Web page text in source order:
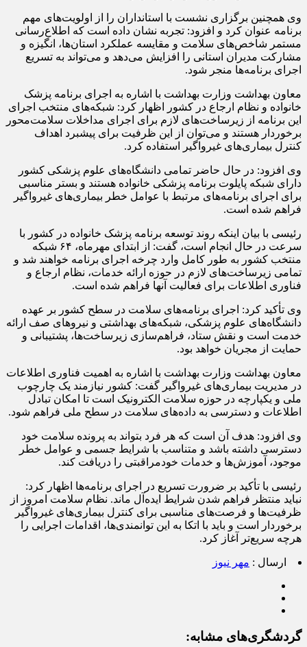
وی همچنین برگزاری نشست با استانداران را از اولویت‌های مهم
برنامه عنوان کرد و افزود: تجربه نشان داده است که اطلاع‌رسانی
مستمر شاخص‌های سلامت و مقایسه عملکرد استان‌ها، انگیزه و
مشارکت مدیران استانی را افزایش می‌دهد و می‌تواند به تسریع
اجرای برنامه‌ها منجر شود.
معاون بهداشت وزارت بهداشت با اشاره به اجرای برنامه پزشک
خانواده و نظام ارجاع در کشور اظهار کرد: شبکه‌های منتخب اجرای
این برنامه از زیرساخت‌های لازم برای اجرای مداخلات سلامت‌محور
برخوردار هستند و می‌توان از این ظرفیت برای پیشبرد اهداف
کنترل بیماری‌های غیرواگیر استفاده کرد.
وی افزود: در حال حاضر تمامی دانشگاه‌های علوم پزشکی کشور
دارای شبکه پایلوت برنامه پزشکی خانواده هستند و بستر مناسبی
برای اجرای برنامه‌های مرتبط با عوامل خطر بیماری‌های غیرواگیر
فراهم شده است.
رئیسی با بیان اینکه روند توسعه برنامه پزشک خانواده در کشور با
سرعت در حال انجام است، گفت: از ابتدای مهرماه، ۶۴ شبکه
منتخب کشور به طور کامل وارد چرخه اجرای برنامه خواهند شد و
تمامی زیرساخت‌های لازم در حوزه ارائه خدمات، نظام ارجاع و
فناوری اطلاعات برای فعالیت آنها فراهم شده است.
وی تأکید کرد: اجرای برنامه‌های سلامت در سطح کشور بر عهده
دانشگاه‌های علوم پزشکی، شبکه‌های بهداشتی و نیروهای صف ارائه
خدمت است و نقش ستاد، فراهم‌سازی زیرساخت‌ها، پشتیبانی و
حمایت از مجریان خواهد بود.
معاون بهداشت وزارت بهداشت با اشاره به اهمیت فناوری اطلاعات
در مدیریت بیماری‌های غیرواگیر گفت: کشور نیازمند یک چارچوب
ملی و یکپارچه در حوزه سلامت الکترونیک است تا امکان تبادل
اطلاعات و دسترسی به داده‌های سلامت در سطح ملی فراهم شود.
وی افزود: هدف آن است که هر فرد بتواند به پرونده سلامت خود
دسترسی داشته باشد و متناسب با شرایط جسمی و عوامل خطر
موجود، آموزش‌ها و خدمات خودمراقبتی را دریافت کند.
رئیسی با تأکید بر ضرورت تسریع در اجرای برنامه‌ها اظهار کرد:
نباید منتظر فراهم شدن شرایط ایده‌آل ماند. نظام سلامت امروز از
ظرفیت‌ها و فرصت‌های مناسبی برای کنترل بیماری‌های غیرواگیر
برخوردار است و باید با اتکا به این توانمندی‌ها، اقدامات اجرایی را
هرچه سریع‌تر آغاز کرد.
ارسال : مهر نیوز
گردشگری‌های مشابه: